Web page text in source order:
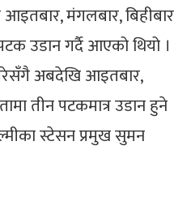
मंगलबार, बिहीबार
उडान गर्दै आएको थियो ।
अबदेखि आइतबार,
तीन पटकमात्र उडान हुने
स्टेसन प्रमुख सुमन